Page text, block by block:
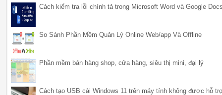
Cách kiểm tra lỗi chính tả trong Microsoft Word và Google
So Sánh Phần Mềm Quản Lý Online Web/app Và Offline
Phần mềm bán hàng shop, cửa hàng, siêu thị mini, đại lý
Cách tạo USB cài Windows 11 trên máy tính không được hỗ